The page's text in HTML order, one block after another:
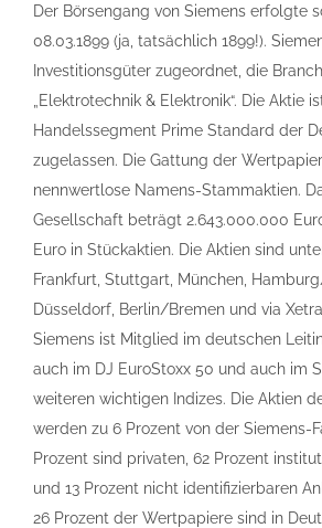
Der Börsengang von Siemens erfolgte
08.03.1899 (ja, tatsächlich 1899!).
Investitionsgüter zugeordnet, die
„Elektrotechnik & Elektronik“. Die Aktie
Handelssegment Prime Standard der
zugelassen. Die Gattung der
nennwertlose Namens-Stammaktien.
Gesellschaft beträgt 2.643.000.000
Euro in Stückaktien. Die Aktien sind
Frankfurt, Stuttgart, München,
Düsseldorf, Berlin/Bremen und via
Siemens ist Mitglied im deutschen
auch im DJ EuroStoxx 50 und auch im
weiteren wichtigen Indizes. Die Aktien
werden zu 6 Prozent von der Siemens-
Prozent sind privaten, 62 Prozent
und 13 Prozent nicht identifizierbaren
26 Prozent der Wertpapiere sind in